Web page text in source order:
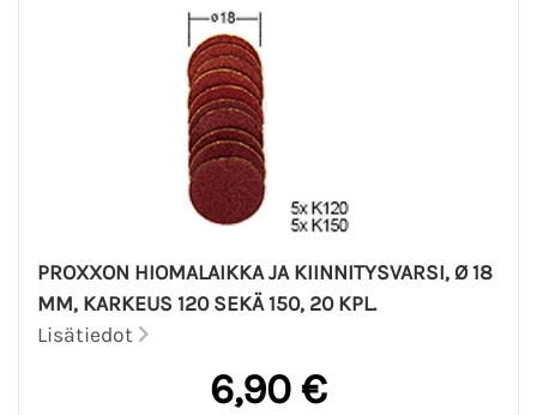
PROXXON HIOMALAIKKA JA KIINNITYSVARSI, Ø 18
MM, KARKEUS 120 SEKÄ 150, 20 KPL.
Lisätiedot
6,90 €